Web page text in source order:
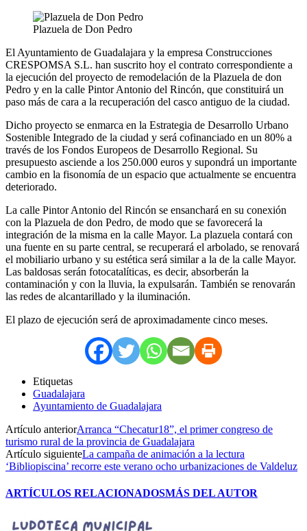
Plazuela de Don Pedro
El Ayuntamiento de Guadalajara y la empresa Construcciones
CRESPOMSA S.L. han suscrito hoy el contrato correspondiente a
la ejecución del proyecto de remodelación de la Plazuela de don
Pedro y en la calle Pintor Antonio del Rincón, que constituirá un
paso más de cara a la recuperación del casco antiguo de la ciudad.
Dicho proyecto se enmarca en la Estrategia de Desarrollo Urbano
Sostenible Integrado de la ciudad y será cofinanciado en un 80% a
través de los Fondos Europeos de Desarrollo Regional. Su
presupuesto asciende a los 250.000 euros y supondrá un importante
cambio en la fisonomía de un espacio que actualmente se encuentra
deteriorado.
La calle Pintor Antonio del Rincón se ensanchará en su conexión
con la Plazuela de don Pedro, de modo que se favorecerá la
integración de la misma en la calle Mayor. La plazuela contará con
una fuente en su parte central, se recuperará el arbolado, se renovará
el mobiliario urbano y su estética será similar a la de la calle Mayor.
Las baldosas serán fotocatalíticas, es decir, absorberán la
contaminación y con la lluvia, la expulsarán. También se renovarán
las redes de alcantarillado y la iluminación.
El plazo de ejecución será de aproximadamente cinco meses.
Etiquetas
Guadalajara
Ayuntamiento de Guadalajara
Artículo anteriorArranca “Checatur18”, el primer congreso de
turismo rural de la provincia de Guadalajara
Artículo siguienteLa campaña de animación a la lectura
‘Bibliopiscina’ recorre este verano ocho urbanizaciones de Valdeluz
ARTÍCULOS RELACIONADOSMÁS DEL AUTOR